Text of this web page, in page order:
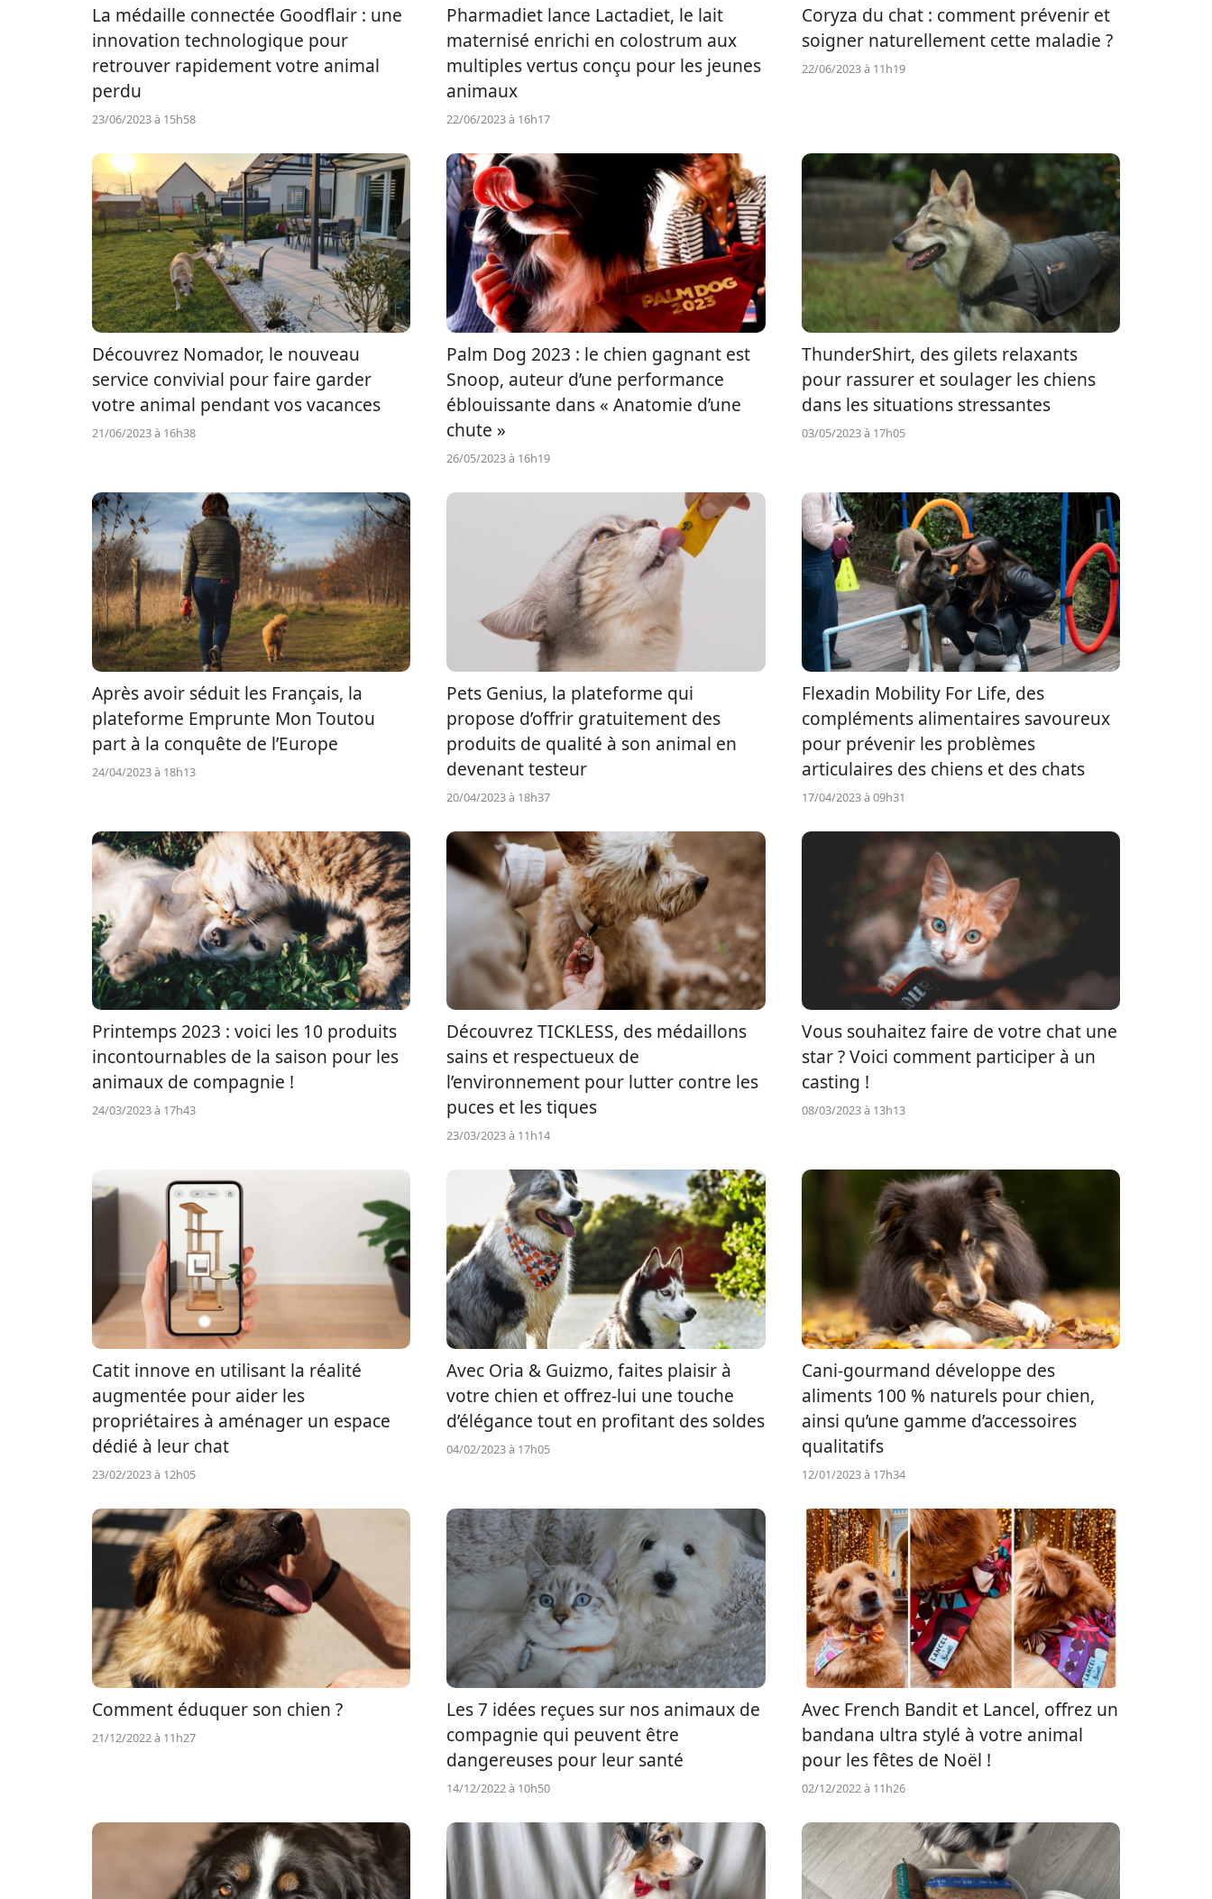
La médaille connectée Goodflair : une
innovation technologique pour
retrouver rapidement votre animal
perdu
23/06/2023 à 15h58
Pharmadiet lance Lactadiet, le lait
maternisé enrichi en colostrum aux
multiples vertus conçu pour les jeunes
animaux
22/06/2023 à 16h17
Coryza du chat : comment prévenir et
soigner naturellement cette maladie ?
22/06/2023 à 11h19
Découvrez Nomador, le nouveau
service convivial pour faire garder
votre animal pendant vos vacances
21/06/2023 à 16h38
Palm Dog 2023 : le chien gagnant est
Snoop, auteur d’une performance
éblouissante dans « Anatomie d’une
chute »
26/05/2023 à 16h19
ThunderShirt, des gilets relaxants
pour rassurer et soulager les chiens
dans les situations stressantes
03/05/2023 à 17h05
Après avoir séduit les Français, la
plateforme Emprunte Mon Toutou
part à la conquête de l’Europe
24/04/2023 à 18h13
Pets Genius, la plateforme qui
propose d’offrir gratuitement des
produits de qualité à son animal en
devenant testeur
20/04/2023 à 18h37
Flexadin Mobility For Life, des
compléments alimentaires savoureux
pour prévenir les problèmes
articulaires des chiens et des chats
17/04/2023 à 09h31
Printemps 2023 : voici les 10 produits
incontournables de la saison pour les
animaux de compagnie !
24/03/2023 à 17h43
Découvrez TICKLESS, des médaillons
sains et respectueux de
l’environnement pour lutter contre les
puces et les tiques
23/03/2023 à 11h14
Vous souhaitez faire de votre chat une
star ? Voici comment participer à un
casting !
08/03/2023 à 13h13
Catit innove en utilisant la réalité
augmentée pour aider les
propriétaires à aménager un espace
dédié à leur chat
23/02/2023 à 12h05
Avec Oria & Guizmo, faites plaisir à
votre chien et offrez-lui une touche
d’élégance tout en profitant des soldes
04/02/2023 à 17h05
Cani-gourmand développe des
aliments 100 % naturels pour chien,
ainsi qu’une gamme d’accessoires
qualitatifs
12/01/2023 à 17h34
Comment éduquer son chien ?
21/12/2022 à 11h27
Les 7 idées reçues sur nos animaux de
compagnie qui peuvent être
dangereuses pour leur santé
14/12/2022 à 10h50
Avec French Bandit et Lancel, offrez un
bandana ultra stylé à votre animal
pour les fêtes de Noël !
02/12/2022 à 11h26